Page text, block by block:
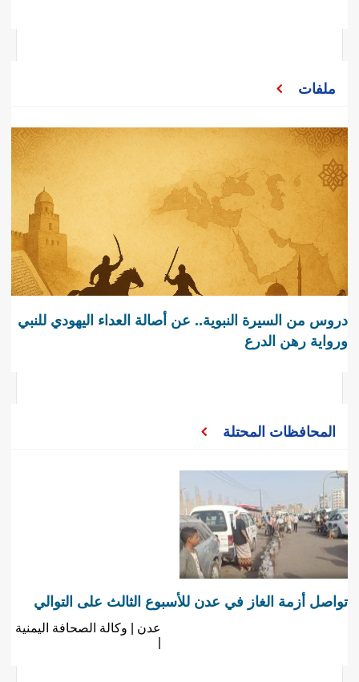
ملفات
دروس من السيرة النبوية.. عن أصالة العداء اليهودي للنبي
ورواية رهن الدرع
المحافظات المحتلة
تواصل أزمة الغاز في عدن للأسبوع الثالث على التوالي
عدن | وكالة الصحافة اليمنية